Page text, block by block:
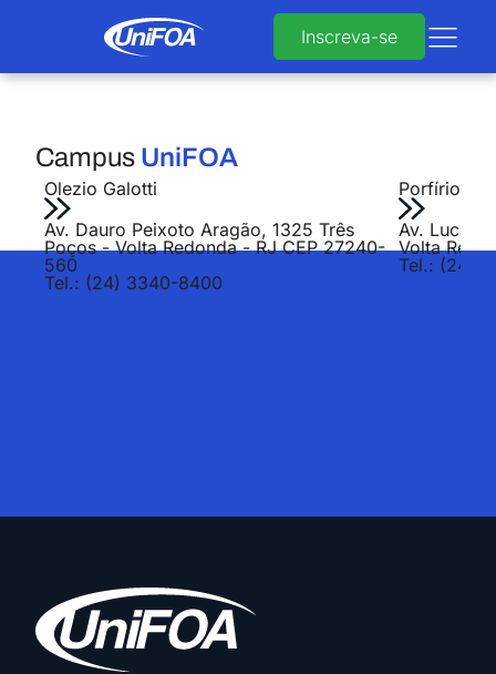
Inscreva-se
Campus UniFOA
Olezio Galotti
Av. Dauro Peixoto Aragão, 1325 Três
Poços - Volta Redonda - RJ CEP 27240-
560
Tel.: (24) 3340-8400
Porfírio
Av. Lucas
Volta
Tel.: (24)